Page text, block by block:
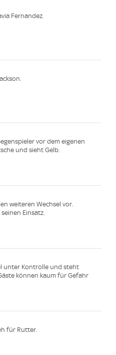
Fernandez.
vor dem eigenen
und sieht Gelb.
weiteren Wechsel vor.
Einsatz.
unter Kontrolle und steht
können kaum für Gefahr
für Rutter.